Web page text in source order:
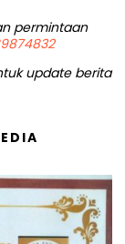
permintaan
update berita